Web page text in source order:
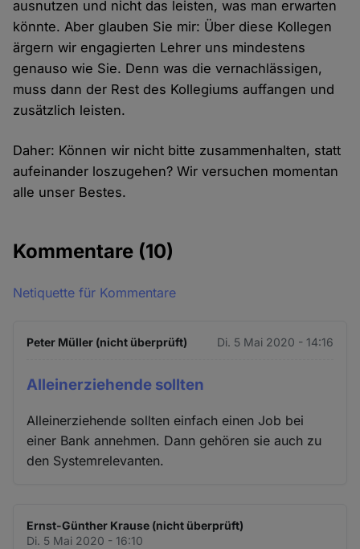
ausnutzen und nicht das leisten, was man erwarten
könnte. Aber glauben Sie mir: Über diese Kollegen
ärgern wir engagierten Lehrer uns mindestens
genauso wie Sie. Denn was die vernachlässigen,
muss dann der Rest des Kollegiums auffangen und
zusätzlich leisten.
Daher: Können wir nicht bitte zusammenhalten, statt
aufeinander loszugehen? Wir versuchen momentan
alle unser Bestes.
Kommentare (10)
Netiquette für Kommentare
Peter Müller (nicht überprüft) Di. 5 Mai 2020 - 14:16
Alleinerziehende sollten
Alleinerziehende sollten einfach einen Job bei
einer Bank annehmen. Dann gehören sie auch zu
den Systemrelevanten.
Ernst-Günther Krause (nicht überprüft)
Di. 5 Mai 2020 - 16:10